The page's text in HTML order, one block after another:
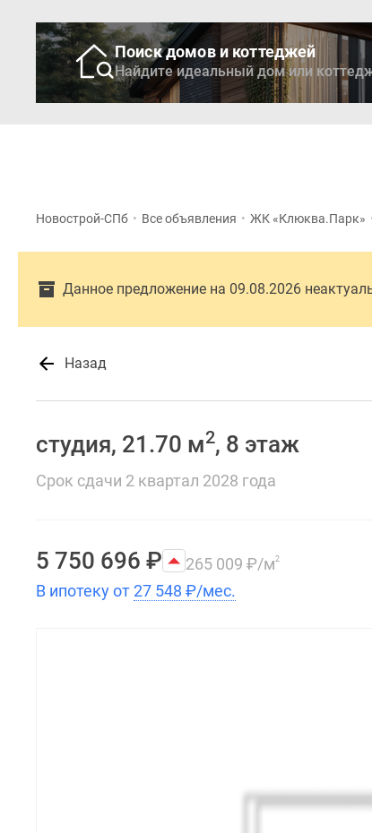
Поиск домов и коттеджей
Найдите идеальный дом или
Новострой-СПб • Все объявления • ЖК «Клюква.Парк»
Данное предложение на 09.08.2026
Назад
студия, 21.70 м2, 8 этаж
Срок сдачи 2 квартал 2028 года
5 750 696 ₽ 265 009 ₽/м2
В ипотеку от27 548 ₽/мес.